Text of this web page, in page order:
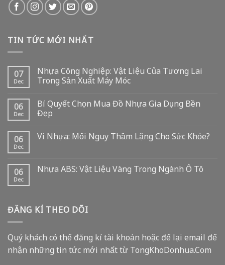
TIN TỨC MỚI NHẤT
07
Dec
Nhựa Công Nghiệp: Vật Liệu Của Tương Lai
Trong Sản Xuất Máy Móc
06
Dec
Bí Quyết Chọn Mua Đồ Nhựa Gia Dụng Bền
Đẹp
06
Dec
Vi Nhựa: Mối Nguy Thầm Lặng Cho Sức Khỏe?
06
Dec
Nhựa ABS: Vật Liệu Vàng Trong Ngành Ô Tô
ĐĂNG KÍ THEO DÕI
Quý khách có thể đăng kí tài khoản hoặc để lại email để
nhận những tin tức mới nhất từ TongKhoDonhua.Com